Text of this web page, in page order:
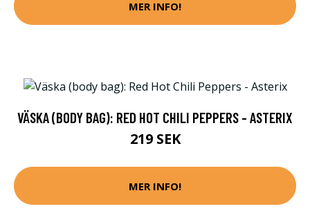
MER INFO!
VÄSKA (BODY BAG): RED HOT CHILI PEPPERS - ASTERIX
219 SEK
MER INFO!